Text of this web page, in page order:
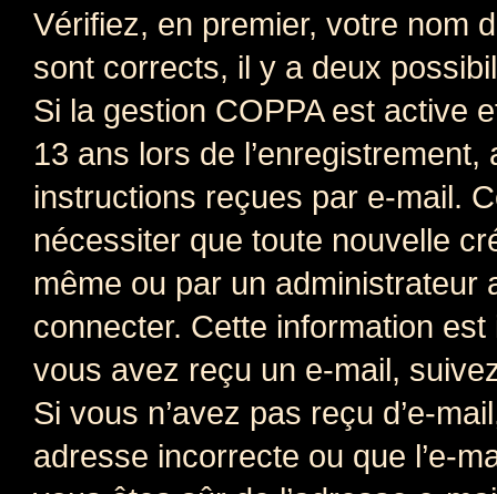
Vérifiez, en premier, votre nom
sont corrects, il y a deux
Si la gestion COPPA est active
13 ans lors de
instructions reçues par e-mail.
nécessiter que toute nouvelle
même ou par un
connecter. Cette information
vous avez reçu un e-mail,
Si vous n’avez pas reçu d’e-
adresse incorrecte ou que l’e-